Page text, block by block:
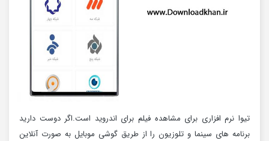
تیوا نرم افزاری برای مشاهده فیلم برای اندروید است.اگر دوست دارید
برنامه های سینما و تلوزیون را از طریق گوشی موبایل به صورت آنلاین